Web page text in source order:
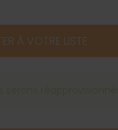
À VOTRE LISTE
serons